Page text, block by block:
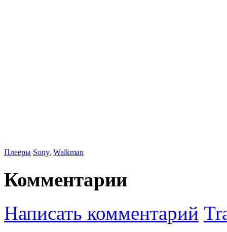
Плееры Sony, Walkman
Комментарии
Написать комментарий